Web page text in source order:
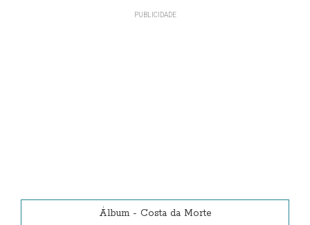
Álbum - Costa da Morte